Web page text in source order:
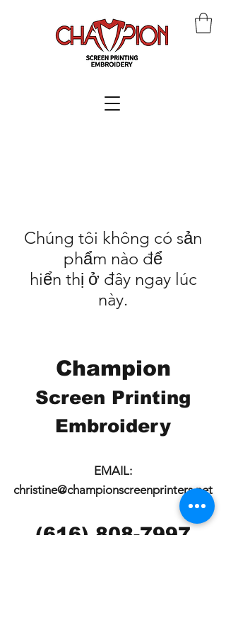
Chúng tôi không có sản
phẩm nào để
hiển thị ở đây ngay lúc
này.
Champion
Screen Printing
Embroidery
EMAIL:
christine@championscreenprinters.net
(616) 808-7997